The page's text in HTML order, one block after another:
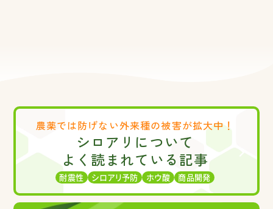
農薬では防げない外来種の被害が拡大中！
シロアリについて
よく読まれている記事
耐震性 シロアリ予防 ホウ酸 商品開発